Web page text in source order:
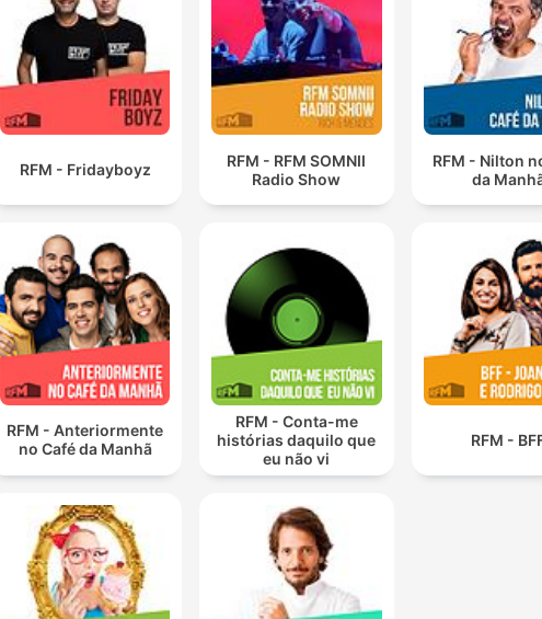
RFM - Fridayboyz
RFM - RFM SOMNII
Radio Show
RFM - Nilton
da
RFM - Anteriormente
no Café da Manhã
RFM - Conta-me
histórias daquilo que
eu não vi
RFM -